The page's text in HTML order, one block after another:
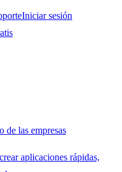
Iniciar sesión
de las empresas
aplicaciones rápidas,